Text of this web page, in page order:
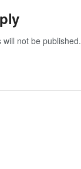
not be published.